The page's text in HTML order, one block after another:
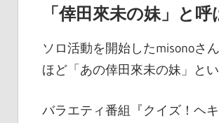
「倖田來未の妹」と
ソロ活動を開始したmisonoさ
ほど「あの倖田來未の妹」と
バラエティ番組『クイズ！ヘ